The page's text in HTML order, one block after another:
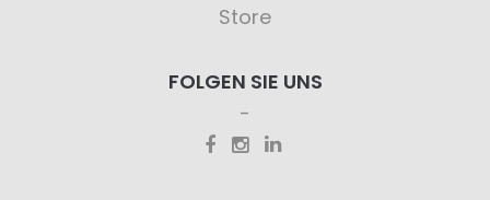
Store
FOLGEN SIE UNS